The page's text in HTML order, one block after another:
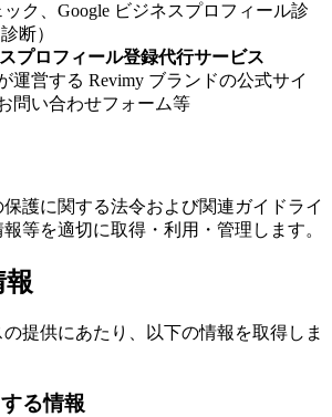
ク、Google ビジネスプロフィール診
断）
プロフィール登録代行サービス
運営する Revimy ブランドの公式サイ
問い合わせフォーム等
護に関する法令および関連ガイドライ
等を適切に取得・利用・管理します。
報
提供にあたり、以下の情報を取得しま
る情報